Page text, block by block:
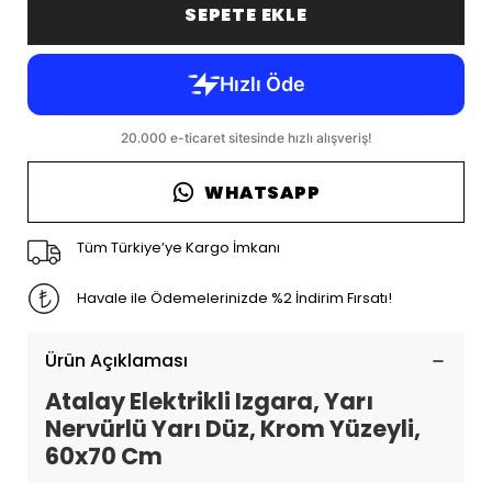
SEPETE EKLE
WHATSAPP
Tüm Türkiye’ye Kargo İmkanı
Havale ile Ödemelerinizde %2 İndirim Fırsatı!
Ürün Açıklaması
Atalay Elektrikli Izgara, Yarı
Nervürlü Yarı Düz, Krom Yüzeyli,
60x70 Cm